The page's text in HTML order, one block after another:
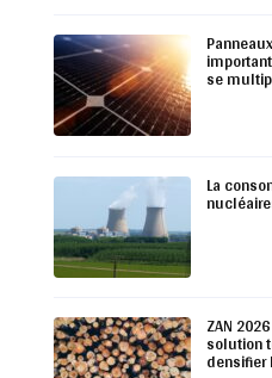
se
La
ZAN
solution